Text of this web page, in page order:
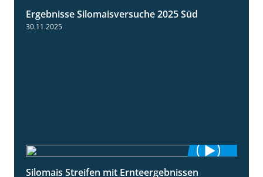
Ergebnisse Silomaisversuche 2025 Süd
30.11.2025
11:01
Silomais Streifen mit Ernteergebnissen